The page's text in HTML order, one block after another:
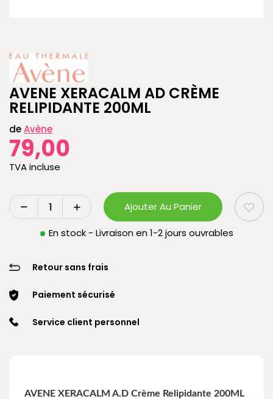
AVENE XERACALM AD CRÈME
RELIPIDANTE 200ML
deAvène
79,00
TVA incluse
Ajouter Au Panier
En stock - Livraison en 1-2 jours ouvrables
Retour sans frais
Paiement sécurisé
Service client personnel
AVENE XERACALM A.D Crème Relipidante 200ML